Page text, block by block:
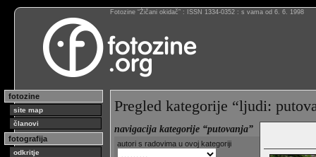
Fotozine “Žičani okidač” : ISSN 1334-0352 : s vama od 6. 6. 1998
fotozine
site map
članovi
fotografija
odkritje
Pregled kategorije “ljudi:
navigacija kategorije “putovanja”
autori s radovima u ovoj kategoriji